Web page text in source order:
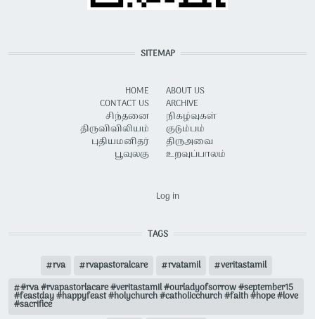
SITEMAP
HOME
CONTACT US
சிந்தனை
திருவிவிலியம்
புதியமனிதர்
பூவுலகு
ABOUT US
ARCHIVE
நிகழ்வுகள்
குடும்பம்
திருஅவை
உறவுப்பாலம்
Log in
TAGS
rva rvapastoralcare rvatamil
veritastamil
#rva #rvapastorlacare #veritastamil #ourladyofsorrow #september15
#feastday #happyfeast #holychurch #catholicchurch #faith #hope #love
#sacrifice